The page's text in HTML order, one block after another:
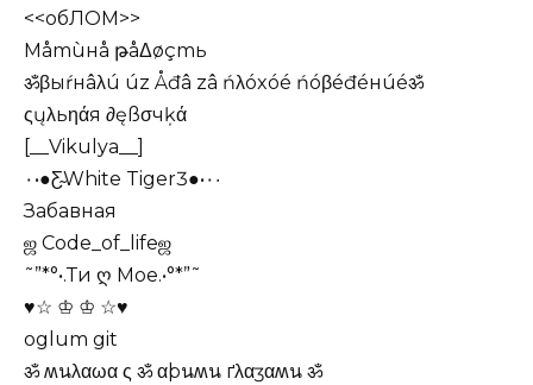
<<обЛОМ>>
Måmùнå թåΔøçmь
ॐβыŕнâλú úz Åđâ zâ ńλóxóé ńóβéđéнúéॐ
ςųλьηάя ∂ęßσчķά
[__Vikulya__]
٠•●Ƹ̴White TigerƷ●•٠·
Забавная
ஜ Сode_of_lifeஜ
˜”*°•.Ти ღ Мое.•°*”˜
♥☆ ♔ ♔ ☆♥
oglum git
ॐ ʍนλαωқα ς ॐ қαþนʍน ґλαӡқαʍน ॐ